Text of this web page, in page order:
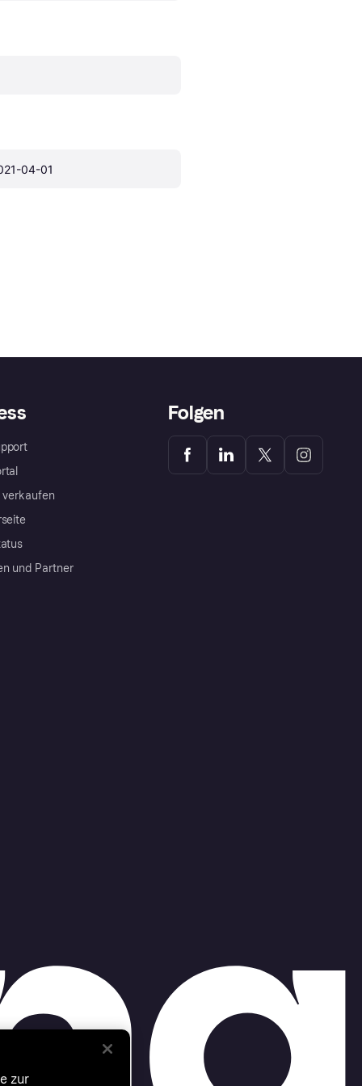
04-01
verkaufen
und Partner
Folgen
zur